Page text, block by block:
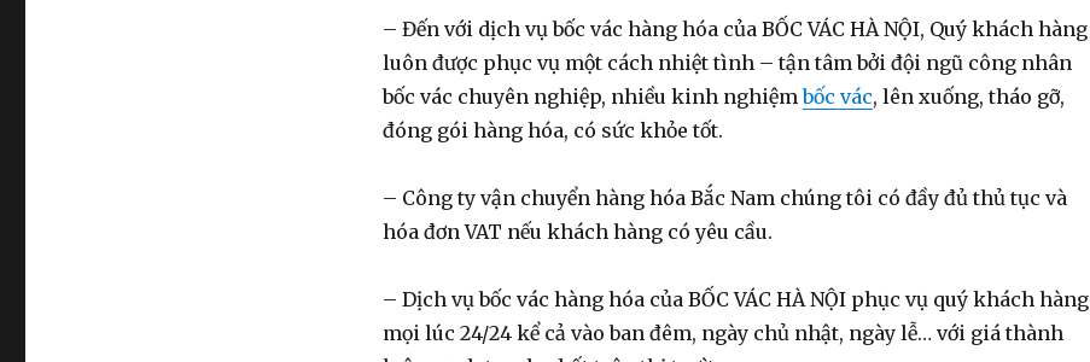
– Đến với dịch vụ bốc vác hàng hóa của BỐC VÁC HÀ NỘI, Quý khách hàng
luôn được phục vụ một cách nhiệt tình – tận tâm bởi đội ngũ công nhân
bốc vác chuyên nghiệp, nhiều kinh nghiệmbốc vác, lên xuống, tháo gỡ,
đóng gói hàng hóa, có sức khỏe tốt.
– Công ty vận chuyển hàng hóa Bắc Nam chúng tôi có đầy đủ thủ tục và
hóa đơn VAT nếu khách hàng có yêu cầu.
– Dịch vụ bốc vác hàng hóa của BỐC VÁC HÀ NỘI phục vụ quý khách hàng
mọi lúc 24/24 kể cả vào ban đêm, ngày chủ nhật, ngày lễ… với giá thành